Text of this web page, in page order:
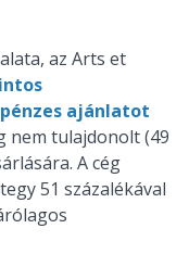
az Arts et
ajánlatot
nem tulajdonolt (49
A cég
51 százalékával